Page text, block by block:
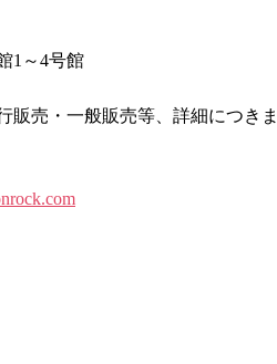
1 ～4号館
販売・一般販売等、詳細につき